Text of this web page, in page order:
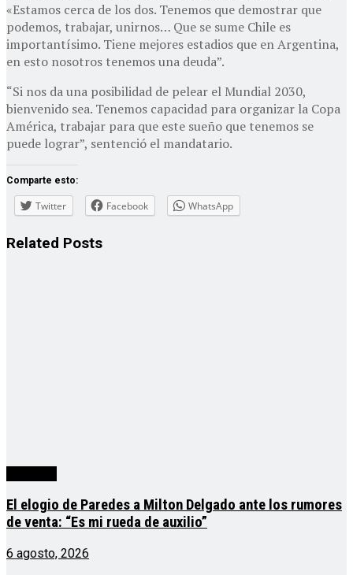
«Estamos cerca de los dos. Tenemos que demostrar que
podemos, trabajar, unirnos… Que se sume Chile es
importantísimo. Tiene mejores estadios que en Argentina,
en esto nosotros tenemos una deuda”.
“Si nos da una posibilidad de pelear el Mundial 2030,
bienvenido sea. Tenemos capacidad para organizar la Copa
América, trabajar para que este sueño que tenemos se
puede lograr”, sentenció el mandatario.
Comparte esto:
Twitter Facebook WhatsApp
Related Posts
El elogio de Paredes a Milton Delgado ante los rumores
de venta: “Es mi rueda de auxilio”
6 agosto, 2026